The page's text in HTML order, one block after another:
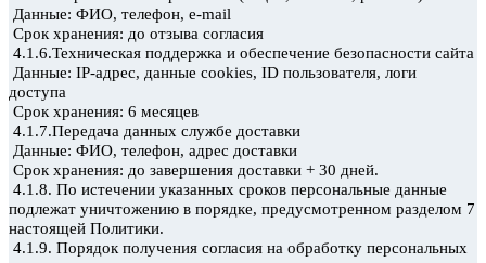
Данные: ФИО, телефон, e-mail
Срок хранения: до отзыва согласия
4.1.6.Техническая поддержка и обеспечение безопасности сайта
Данные: IP-адрес, данные cookies, ID пользователя, логи
доступа
Срок хранения: 6 месяцев
4.1.7.Передача данных службе доставки
Данные: ФИО, телефон, адрес доставки
Срок хранения: до завершения доставки + 30 дней.
4.1.8. По истечении указанных сроков персональные данные
подлежат уничтожению в порядке, предусмотренном разделом 7
настоящей Политики.
4.1.9. Порядок получения согласия на обработку персональных